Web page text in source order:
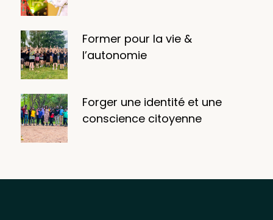
Former pour la vie &
l’autonomie
Forger une identité et une
conscience citoyenne